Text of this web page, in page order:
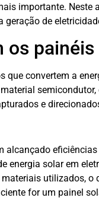
importante.
de
que convertem a
e
alcançado
energia solar em
utilizados,
for um painel